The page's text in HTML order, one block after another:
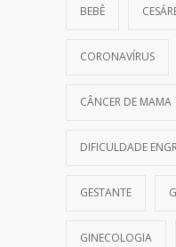
BEBÊ
CORONAVÍRUS
CÂNCER DE MAMA
DIFICULDADE
GESTANTE
GINECOLOGIA